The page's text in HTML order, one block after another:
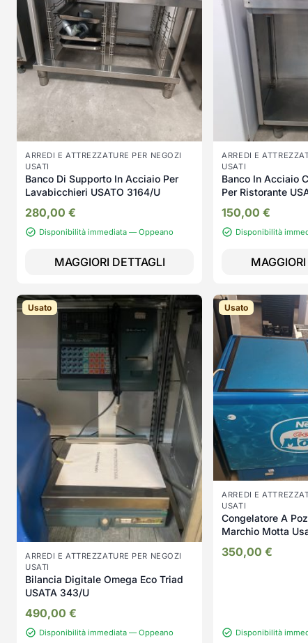
ARREDI E ATTREZZATURE PER NEGOZI
USATI
Banco Di Supporto In Acciaio Per
Lavabicchieri USATO 3164/U
280,00 €
Disponibilità immediata — Oppeano
MAGGIORI DETTAGLI
ARREDI E
USATI
Banco In Acciaio
Per Ristorante
150,00€
Disponibilità
Usato
ARREDI E ATTREZZATURE PER NEGOZI
USATI
Bilancia Digitale Omega Eco Triad
USATA 343/U
490,00 €
Disponibilità immediata — Oppeano
Usato
ARREDI E
USATI
Congelatore A
Marchio Motta
350,00€
Disponibilità